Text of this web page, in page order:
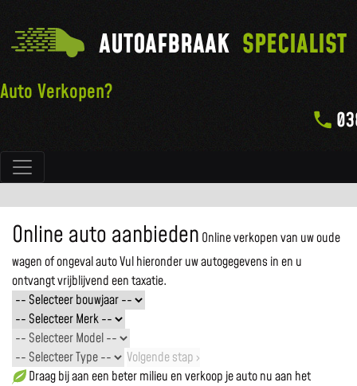
Hoofdnavigatie
AUTOAFBRAAK SPECIALIST
Auto Verkopen?
Online auto aanbieden Online verkopen van uw oude
wagen of ongeval autoVul hieronder uw autogegevens in en u
ontvangt vrijblijvend een taxatie.
Volgende stap ›
Draag bij aan een beter milieu en verkoop je auto nu aan het